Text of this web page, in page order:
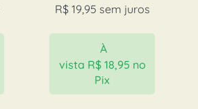
R$19,95 sem juros
À
vista R$18,95 no
Pix